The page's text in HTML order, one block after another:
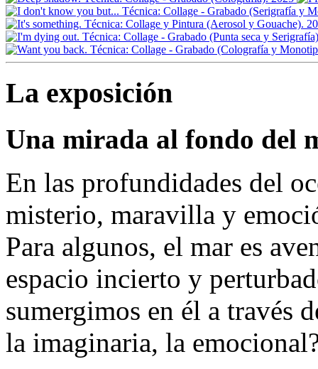
La exposición
Una mirada al fondo del
En las profundidades del
misterio, maravilla y
Para algunos, el mar es
espacio incierto y
sumergimos en él a través
la imaginaria, la